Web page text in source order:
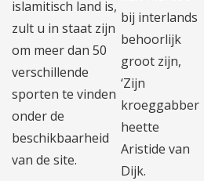
islamitisch land is,
zult u in staat zijn
om meer dan 50
verschillende
sporten te vinden
onder de
beschikbaarheid
van de site.
bij interlands
behoorlijk
groot zijn,
‘Zijn
kroeggabber
heette
Aristide van
Dijk.